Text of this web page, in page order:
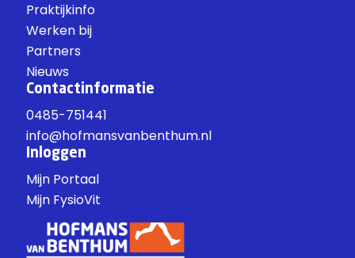
Praktijkinfo
Werken bij
Partners
Nieuws
Contactinformatie
0485-751441
info@hofmansvanbenthum.nl
Inloggen
Mijn Portaal
Mijn FysioVit